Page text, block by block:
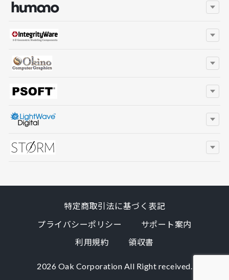
特定商取引法に基づく表記
プライバシーポリシー
サポート案内
利用規約
領収書
2026 Oak Corporation All Right received.